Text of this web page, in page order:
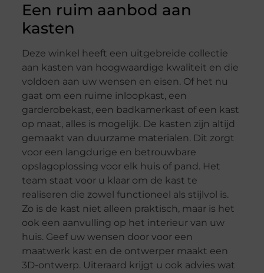
Een ruim aanbod aan
kasten
Deze winkel heeft een uitgebreide collectie
aan kasten van hoogwaardige kwaliteit en die
voldoen aan uw wensen en eisen. Of het nu
gaat om een ruime inloopkast, een
garderobekast, een badkamerkast of een kast
op maat, alles is mogelijk. De kasten zijn altijd
gemaakt van duurzame materialen. Dit zorgt
voor een langdurige en betrouwbare
opslagoplossing voor elk huis of pand. Het
team staat voor u klaar om de kast te
realiseren die zowel functioneel als stijlvol is.
Zo is de kast niet alleen praktisch, maar is het
ook een aanvulling op het interieur van uw
huis. Geef uw wensen door voor een
maatwerk kast en de ontwerper maakt een
3D-ontwerp. Uiteraard krijgt u ook advies wat